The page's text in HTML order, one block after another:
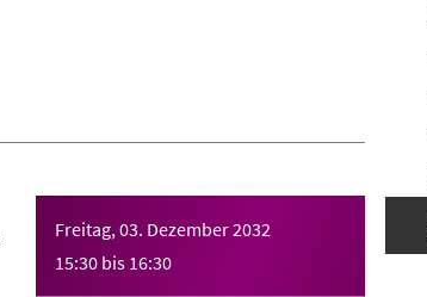
Freitag, 03. Dezember 2032
15:30 bis 16:30